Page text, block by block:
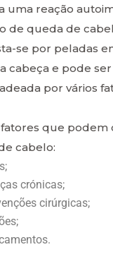
uma reação
de queda de
se por peladas
cabeça e pode ser
por vários
que podem
cabelo:
crónicas;
cirúrgicas;